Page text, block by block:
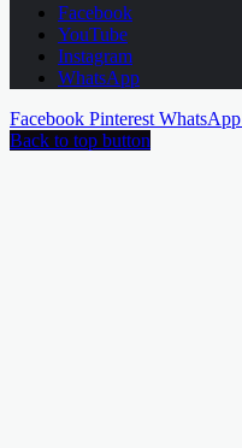
Facebook
YouTube
Instagram
WhatsApp
Facebook Pinterest WhatsApp
Back to top button